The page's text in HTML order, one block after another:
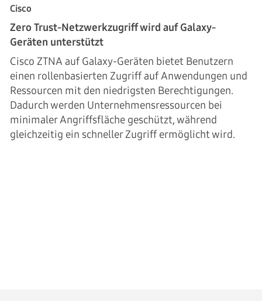
Cisco
Zero Trust-Netzwerkzugriff wird auf Galaxy-
Geräten unterstützt
Cisco ZTNA auf Galaxy-Geräten bietet Benutzern
einen rollenbasierten Zugriff auf Anwendungen und
Ressourcen mit den niedrigsten Berechtigungen.
Dadurch werden Unternehmensressourcen bei
minimaler Angriffsfläche geschützt, während
gleichzeitig ein schneller Zugriff ermöglicht wird.